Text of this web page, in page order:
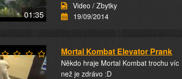
01:35
Video / Zbytky
19/09/2014
Mortal Kombat Elevator Prank
Někdo hraje Mortal Kombat trochu víc
než je zdrávo :D